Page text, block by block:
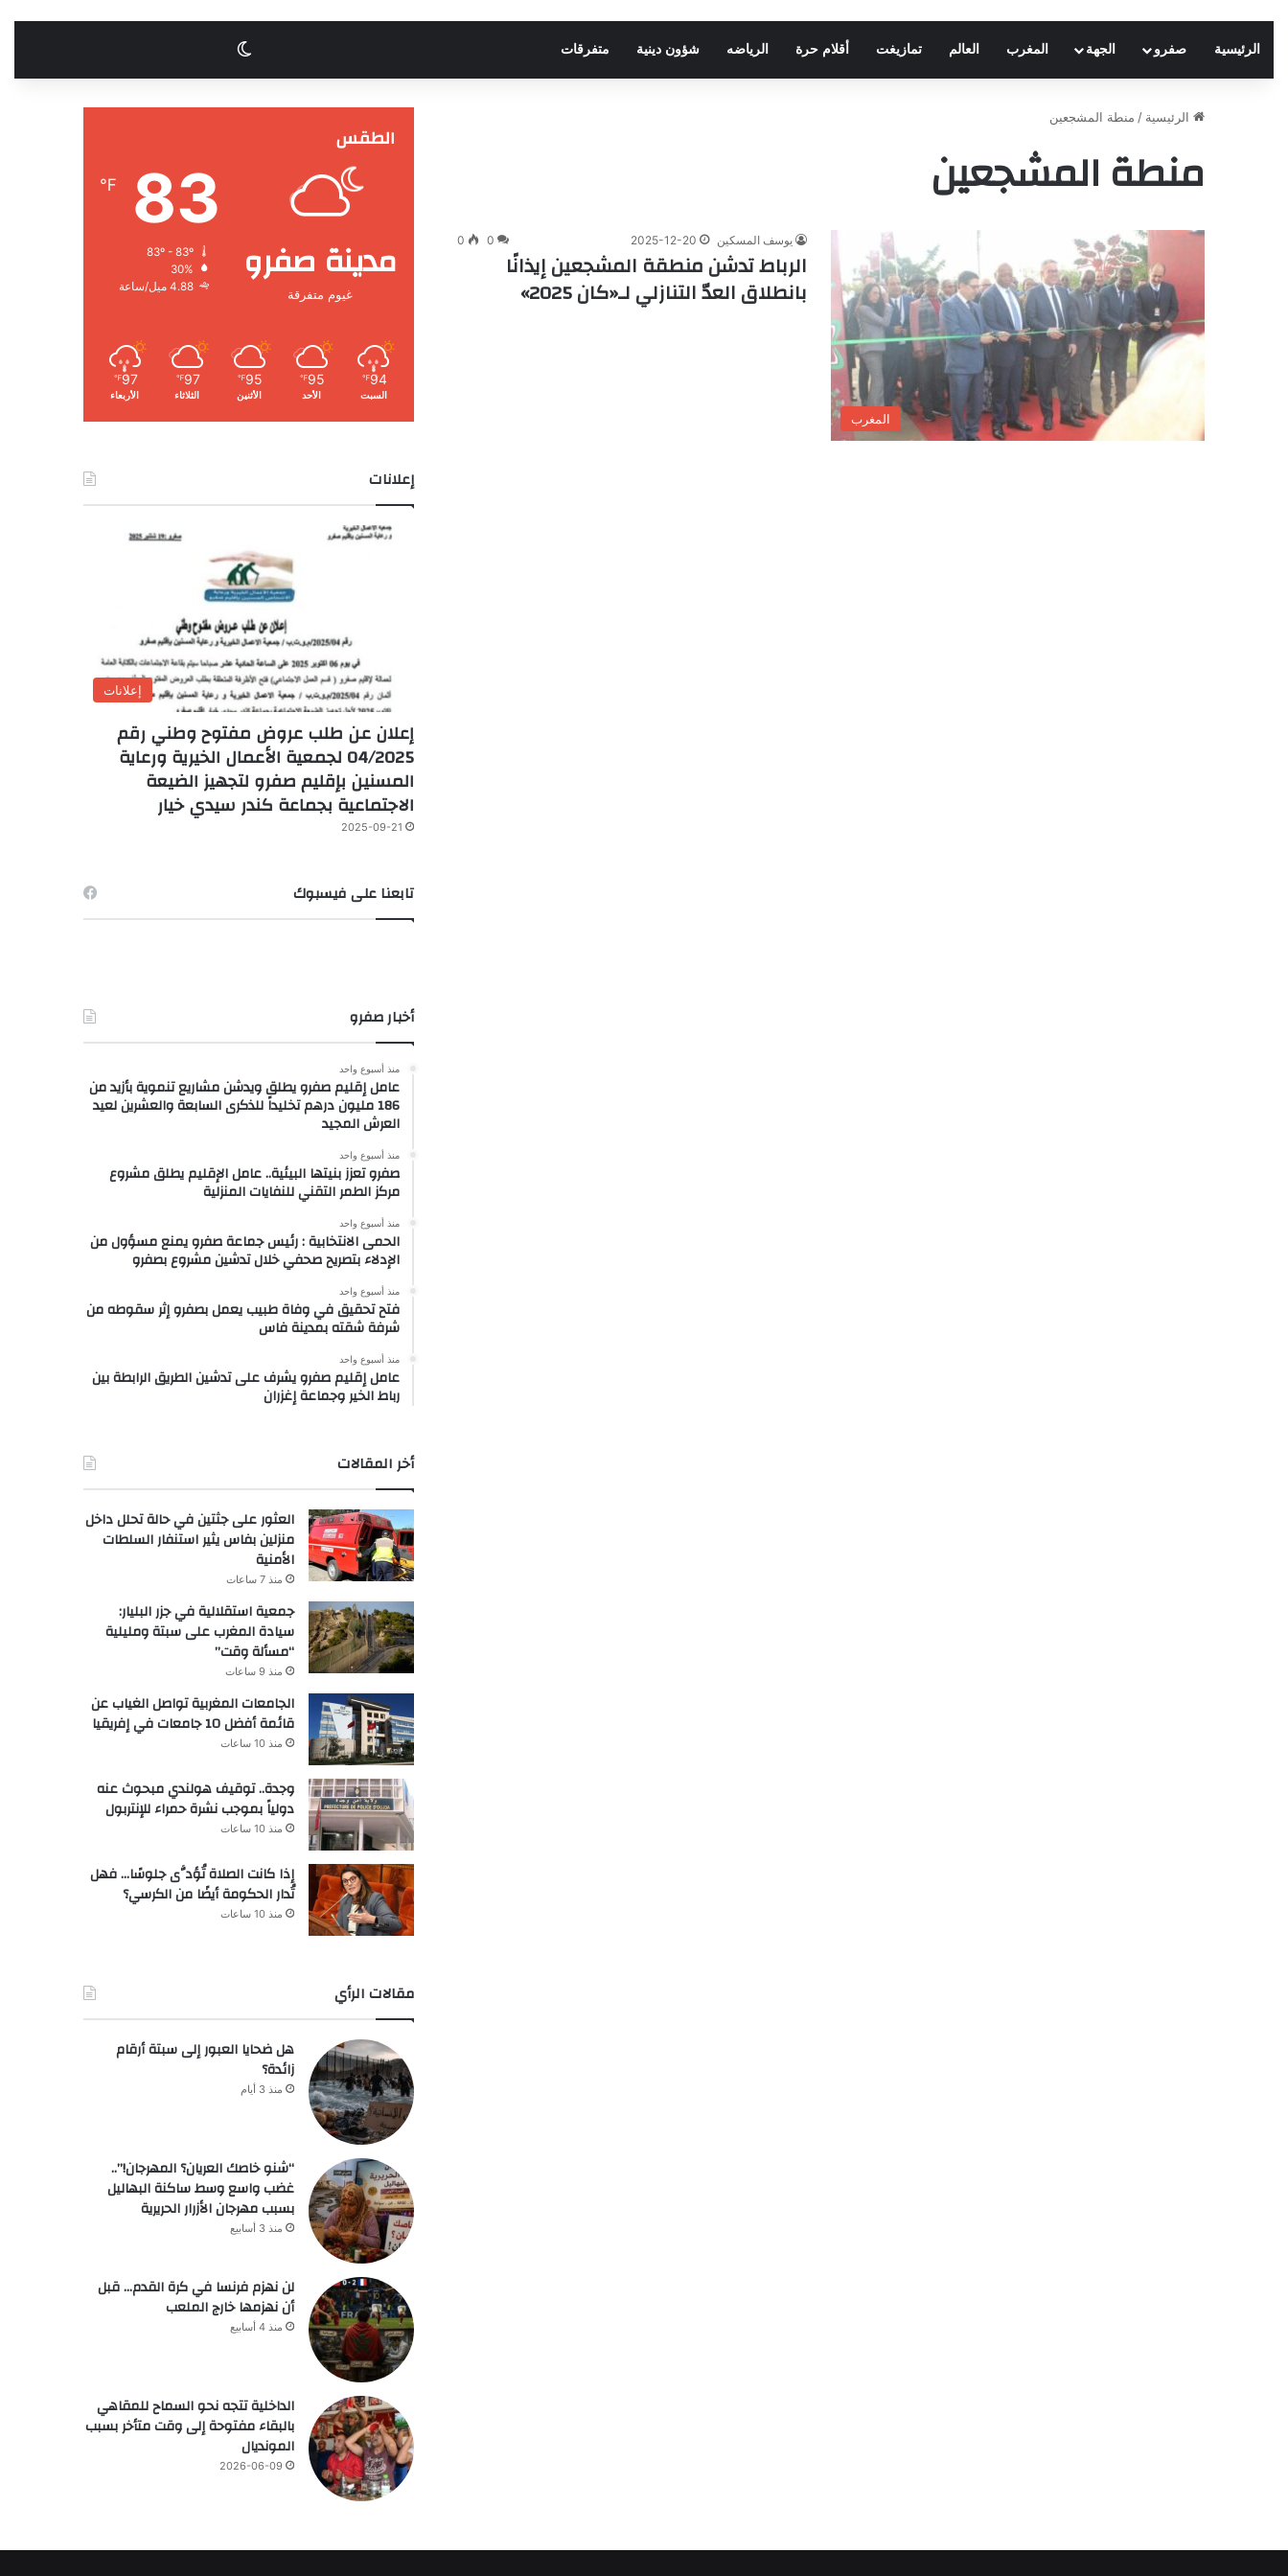
الرئيسية صفرو الجهة المغرب العالم تمازيغت أقلام حرة الرياضه شؤون دينية متفرقات الوضع المظلم
الرئيسية / منطة المشجعين
منطة المشجعين
المغرب
يوسف المسكين 2025-12-20
0
0
الرباط تدشن منطقة المشجعين إيذانًا
بانطلاق العدّ التنازلي لـ«كان 2025»
الطقس
مدينة صفرو
غيوم متفرقة
83
℉
30%
4.88 ميل/ساعة
94
℉
السبت
95
℉
الأحد
95
℉
الأثنين
97
℉
الثلاثاء
97
℉
الأربعاء
إعلانات
إعلانات
إعلان عن طلب عروض مفتوح وطني رقم
04/2025 لجمعية الأعمال الخيرية ورعاية
المسنين بإقليم صفرو لتجهيز الضيعة
الاجتماعية بجماعة كندر سيدي خيار
2025-09-21
تابعنا على فيسبوك
أخبار صفرو
منذ أسبوع واحد
عامل إقليم صفرو يطلق ويدشن مشاريع تنموية بأزيد من
186 مليون درهم تخليداً للذكرى السابعة والعشرين لعيد
العرش المجيد
منذ أسبوع واحد
صفرو تعزز بنيتها البيئية.. عامل الإقليم يطلق مشروع
مركز الطمر التقني للنفايات المنزلية
منذ أسبوع واحد
الحمى الانتخابية : رئيس جماعة صفرو يمنع مسؤول من
الإدلاء بتصريح صحفي خلال تدشين مشروع بصفرو
منذ أسبوع واحد
فتح تحقيق في وفاة طبيب يعمل بصفرو إثر سقوطه من
شرفة شقته بمدينة فاس
منذ أسبوع واحد
عامل إقليم صفرو يشرف على تدشين الطريق الرابطة بين
رباط الخير وجماعة إغزران
أخر المقالات
العثور على جثتين في حالة تحلل داخل
منزلين بفاس يثير استنفار السلطات
الأمنية
منذ 7 ساعات
جمعية استقلالية في جزر البليار:
سيادة المغرب على سبتة ومليلية
“مسألة وقت”
منذ 9 ساعات
الجامعات المغربية تواصل الغياب عن
قائمة أفضل 10 جامعات في إفريقيا
منذ 10 ساعات
وجدة.. توقيف هولندي مبحوث عنه
دولياً بموجب نشرة حمراء للإنتربول
منذ 10 ساعات
إذا كانت الصلاة تُؤدَّى جلوسًا… فهل
تُدار الحكومة أيضًا من الكرسي؟
منذ 10 ساعات
مقالات الرأي
هل ضحايا العبور إلى سبتة أرقام
زائدة؟
منذ 3 أيام
“شنو خاصك العريان؟ المهرجان!”..
غضب واسع وسط ساكنة البهاليل
بسبب مهرجان الأزرار الحريرية
منذ 3 أسابيع
لن نهزم فرنسا في كرة القدم… قبل
أن نهزمها خارج الملعب
منذ 4 أسابيع
الداخلية تتجه نحو السماح للمقاهي
بالبقاء مفتوحة إلى وقت متأخر بسبب
المونديال
2026-06-09